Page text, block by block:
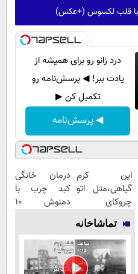
با قلب لکسوس (+عکس)
درد زانو رو برای همیشه از
یادت ببر! ◀ پرسش‌نامه رو
تکمیل کن ▶
◀ پرسش‌نامه
این کرم
گیاهی،مثل اتو
چروکای
پوستتوصاف
میکنه!50%تخفیف
درمان خانگی
کبد چرب با
دمنوش 10
تماشاخانه